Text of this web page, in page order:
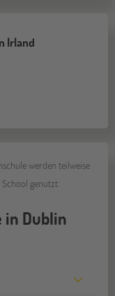
Irland
werden teilweise
genutzt.
in Dublin